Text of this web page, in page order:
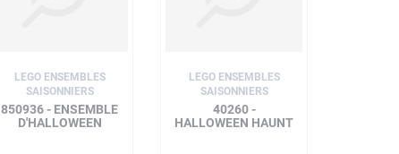
LEGO ENSEMBLES
SAISONNIERS
850936 - ENSEMBLE
D'HALLOWEEN
LEGO ENSEMBLES
SAISONNIERS
40260 -
HALLOWEEN HAUNT